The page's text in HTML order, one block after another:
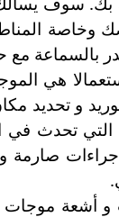
بالسماعة
هي
و تحديد
تحدث في
صارمة و
و أشعة